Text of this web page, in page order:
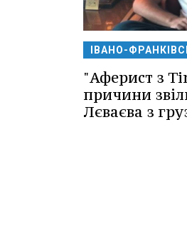
ІВАНО-
"Аферист з
причини
Лєваєва з